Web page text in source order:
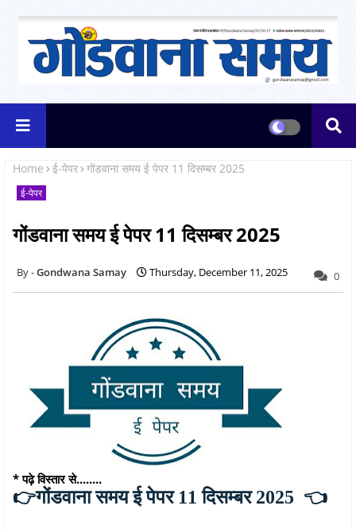
Home ई-पेपर गोंडवाना समय ई पेपर 11 दिसम्बर 2025
ई-पेपर
गोंडवाना समय ई पेपर 11 दिसम्बर 2025
Gondwana Samay Thursday, December 11, 2025 0
* पढ़े विस्तार से........
👉गोंडवाना समय ई पेपर 11 दिसम्बर 2025 👈